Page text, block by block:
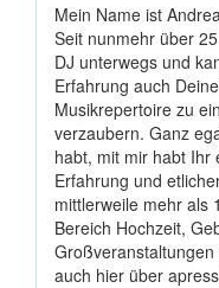
Mein Name ist
Seit nunmehr über
DJ unterwegs und
Erfahrung auch
Musikrepertoire zu
verzaubern. Ganz
habt, mit mir habt Ihr
Erfahrung und
mittlerweile mehr als
Bereich Hochzeit,
auch hier über